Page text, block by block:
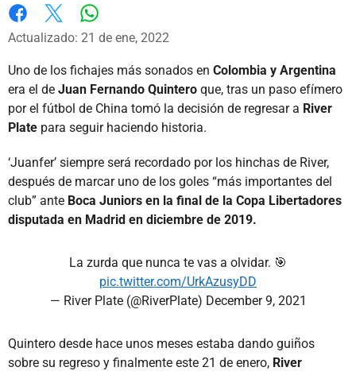
Facebook
X
Actualizado: 21 de ene, 2022
Uno de los fichajes más sonados en Colombia y Argentina
era el de Juan Fernando Quintero que, tras un paso efímero
por el fútbol de China tomó la decisión de regresar a River
Plate para seguir haciendo historia.
‘Juanfer’ siempre será recordado por los hinchas de River,
después de marcar uno de los goles “más importantes del
club” ante Boca Juniors en la final de la Copa Libertadores
disputada en Madrid en diciembre de 2019.
La zurda que nunca te vas a olvidar. 🎯
pic.twitter.com/UrkAzusyDD
— River Plate (@RiverPlate) December 9, 2021
Quintero desde hace unos meses estaba dando guiños
sobre su regreso y finalmente este 21 de enero, River